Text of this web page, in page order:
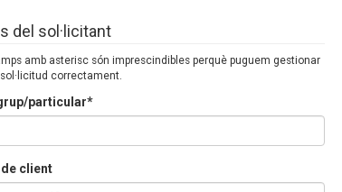
del sol·licitant
amb asterisc són imprescindibles perquè puguem gestionar
sol·licitud correctament.
particular*
client